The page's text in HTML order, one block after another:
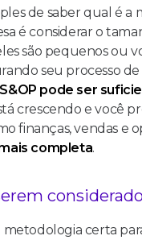
de saber qual é a
é considerar o
são pequenos ou
seu processo de
S&OP pode ser
crescendo e você
finanças, vendas e
completa.
metodologia certa